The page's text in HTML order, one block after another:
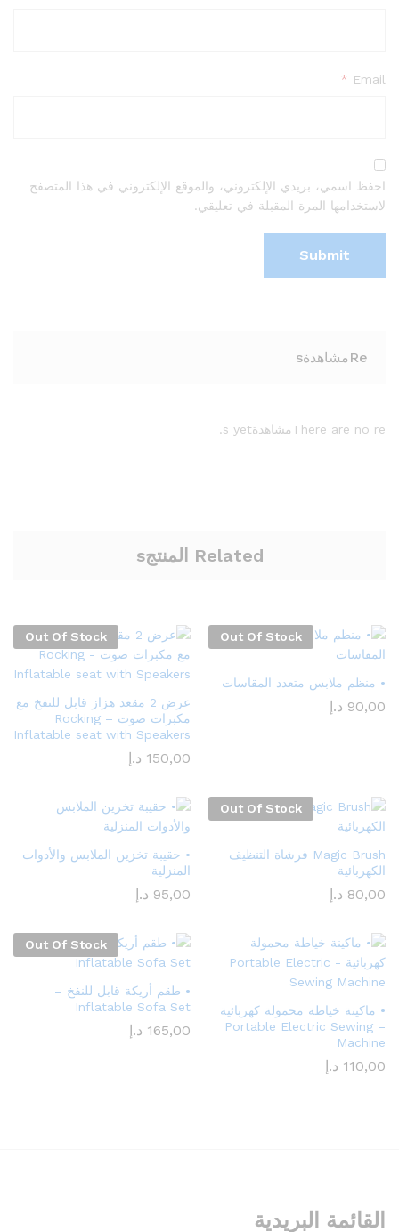
Email
*
احفظ اسمي، بريدي الإلكتروني، والموقع الإلكتروني في هذا المتصفح
لاستخدامها المرة المقبلة في تعليقي.
Reمشاهدةs
There are no reمشاهدةs yet.
Related المنتجs
Out Of Stock
• منظم ملابس متعدد المقاسات
90,00 د.إ
Out Of Stock
عرض 2 مقعد هزاز قابل للنفخ مع
مكبرات صوت – Rocking
Inflatable seat with Speakers
150,00 د.إ
Out Of Stock
Magic Brush فرشاة التنظيف
الكهربائية
80,00 د.إ
• حقيبة تخزين الملابس والأدوات
المنزلية
95,00 د.إ
• ماكينة خياطة محمولة كهربائية
– Portable Electric Sewing
Machine
110,00 د.إ
Out Of Stock
• طقم أريكة قابل للنفخ –
Inflatable Sofa Set
165,00 د.إ
القائمة البريدية